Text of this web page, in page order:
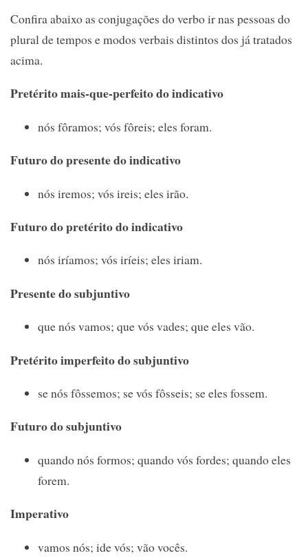
Confira abaixo as conjugações do verbo ir nas pessoas do
plural de tempos e modos verbais distintos dos já tratados
acima.
Pretérito mais-que-perfeito do indicativo
nós fôramos; vós fôreis; eles foram.
Futuro do presente do indicativo
nós iremos; vós ireis; eles irão.
Futuro do pretérito do indicativo
nós iríamos; vós iríeis; eles iriam.
Presente do subjuntivo
que nós vamos; que vós vades; que eles vão.
Pretérito imperfeito do subjuntivo
se nós fôssemos; se vós fôsseis; se eles fossem.
Futuro do subjuntivo
quando nós formos; quando vós fordes; quando eles
forem.
Imperativo
vamos nós; ide vós; vão vocês.